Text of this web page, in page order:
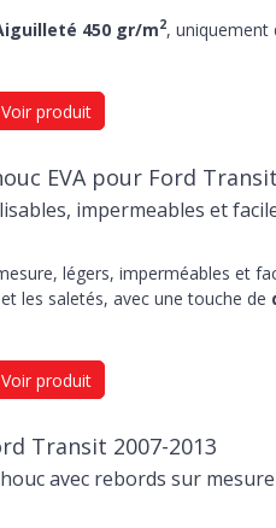
450 gr/m2, uniquement
Voir produit
EVA pour Ford
impermeables et
légers, imperméables et
les saletés, avec une touche de
Voir produit
Transit 2007-2013
avec rebords sur mesure